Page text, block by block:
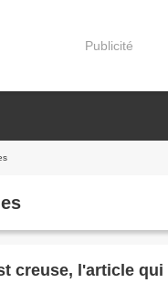
Publicité
creuse, l'article